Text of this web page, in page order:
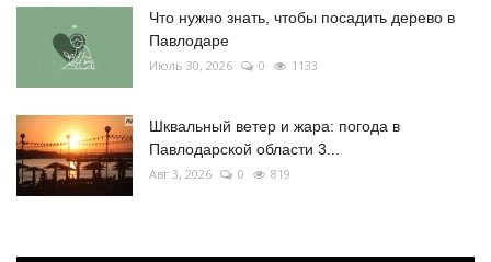
Что нужно знать, чтобы посадить дерево в
Павлодаре
Июль 30, 2026 0 1133
Шквальный ветер и жара: погода в
Павлодарской области 3...
Авг 3, 2026 0 819